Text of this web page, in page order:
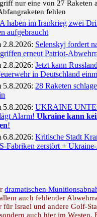
nur eine von 27 Raketen
fehlen
haben im Irankrieg zwei
aufgebraucht
2.8.2026: Selenskyj fordert
erneut Patriot-
2.8.2026:Jetzt kann
in Deutschland
5.8.2026: 28 Raketen
5.8.2026:UKRAINE
Alarm!Ukraine kann
!
6.8.2026:Kritische Stadt
Fabriken zerstört +
dramatischen
auch fehlender
für Israel und andere Golf-
auch hier im Westen.